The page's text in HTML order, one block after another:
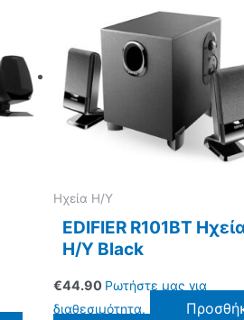
Ηχεία Η/Υ
EDIFIER R101BT
Η/Υ Black
€44.90 Ρωτήστε μας για
διαθεσιμότητα.